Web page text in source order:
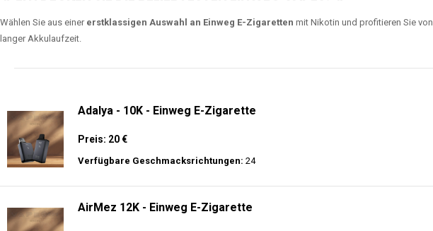
Wählen Sie aus einer erstklassigen Auswahl an Einweg E-Zigaretten mit Nikotin und profitieren Sie von
langer Akkulaufzeit.
Adalya - 10K - Einweg E-Zigarette
Preis: 20 €
Verfügbare Geschmacksrichtungen: 24
AirMez 12K - Einweg E-Zigarette